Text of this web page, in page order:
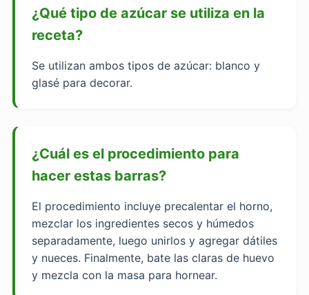
¿Qué tipo de azúcar se utiliza en la
receta?
Se utilizan ambos tipos de azúcar: blanco y
glasé para decorar.
¿Cuál es el procedimiento para
hacer estas barras?
El procedimiento incluye precalentar el horno,
mezclar los ingredientes secos y húmedos
separadamente, luego unirlos y agregar dátiles
y nueces. Finalmente, bate las claras de huevo
y mezcla con la masa para hornear.